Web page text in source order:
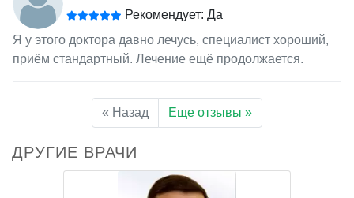
Рекомендует: Да
Я у этого доктора давно лечусь, специалист хороший,
приём стандартный. Лечение ещё продолжается.
« Назад Еще отзывы »
ДРУГИЕ ВРАЧИ